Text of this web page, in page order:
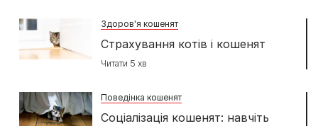
Здоров'я кошенят
Страхування котів і кошенят
Читати 5 хв
Поведінка кошенят
Соціалізація кошенят: навчіть